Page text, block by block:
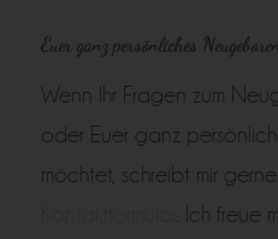
Euer ganz persönliches
Wenn Ihr Fragen zum
oder Euer ganz
möchtet, schreibt mir
. Ich freue